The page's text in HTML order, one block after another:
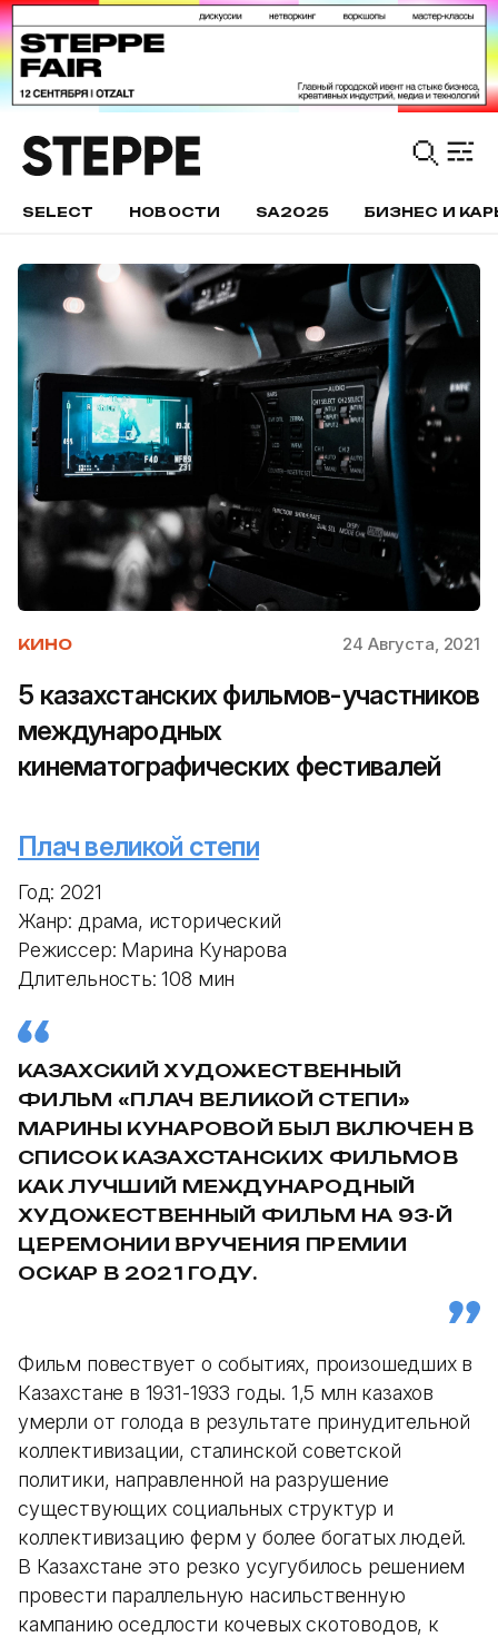
SELECT НОВОСТИ SA2025 БИЗНЕС И
КИНО 24 Августа, 2021
5 казахстанских фильмов-участников
международных
кинематографических фестивалей
Плач великой степи
Год: 2021
Жанр: драма, исторический
Режиссер: Марина Кунарова
Длительность: 108 мин
КАЗАХСКИЙ ХУДОЖЕСТВЕННЫЙ
ФИЛЬМ «ПЛАЧ ВЕЛИКОЙ СТЕПИ»
МАРИНЫ КУНАРОВОЙ БЫЛ ВКЛЮЧЕН В
СПИСОК КАЗАХСТАНСКИХ ФИЛЬМОВ
КАК ЛУЧШИЙ МЕЖДУНАРОДНЫЙ
ХУДОЖЕСТВЕННЫЙ ФИЛЬМ НА 93-Й
ЦЕРЕМОНИИ ВРУЧЕНИЯ ПРЕМИИ
ОСКАР В 2021 ГОДУ.
Фильм повествует о событиях, произошедших в
Казахстане в 1931-1933 годы. 1,5 млн казахов
умерли от голода в результате принудительной
коллективизации, сталинской советской
политики, направленной на разрушение
существующих социальных структур и
коллективизацию ферм у более богатых людей.
В Казахстане это резко усугубилось решением
провести параллельную насильственную
кампанию оседлости кочевых скотоводов, к